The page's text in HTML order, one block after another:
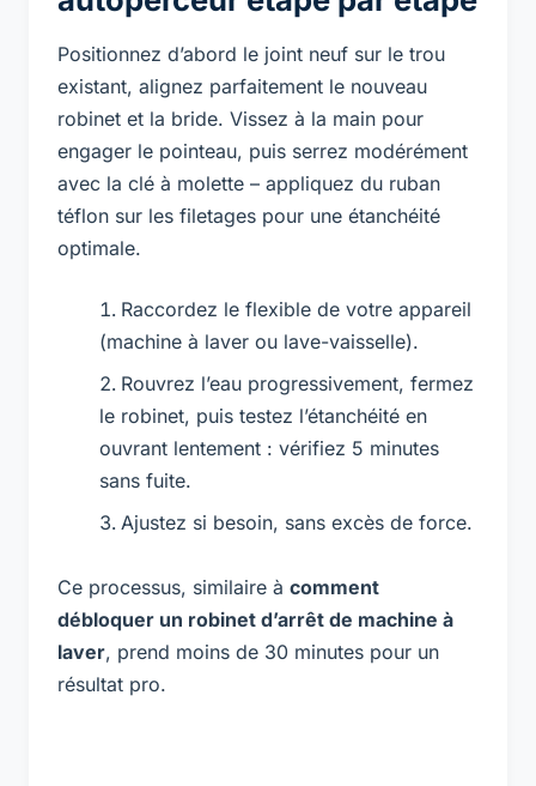
Positionnez d’abord le joint neuf sur le trou
existant, alignez parfaitement le nouveau
robinet et la bride. Vissez à la main pour
engager le pointeau, puis serrez modérément
avec la clé à molette – appliquez du ruban
téflon sur les filetages pour une étanchéité
optimale.
Raccordez le flexible de votre appareil
(machine à laver ou lave-vaisselle).
Rouvrez l’eau progressivement, fermez
le robinet, puis testez l’étanchéité en
ouvrant lentement : vérifiez 5 minutes
sans fuite.
Ajustez si besoin, sans excès de force.
Ce processus, similaire à comment
débloquer un robinet d’arrêt de machine à
laver, prend moins de 30 minutes pour un
résultat pro.